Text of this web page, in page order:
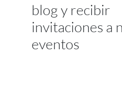
blog y recibir
invitaciones a
eventos